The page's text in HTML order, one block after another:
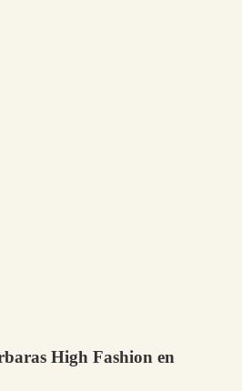
High Fashion en